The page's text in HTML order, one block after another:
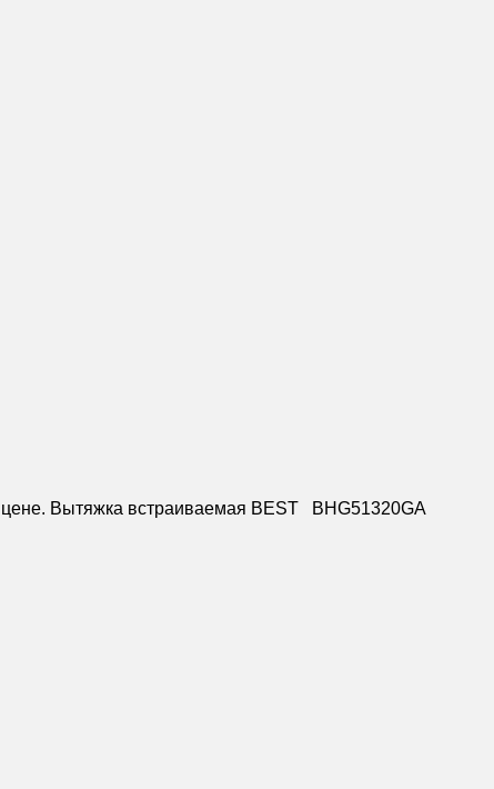
Вытяжка встраиваемая BEST BHG51320GA